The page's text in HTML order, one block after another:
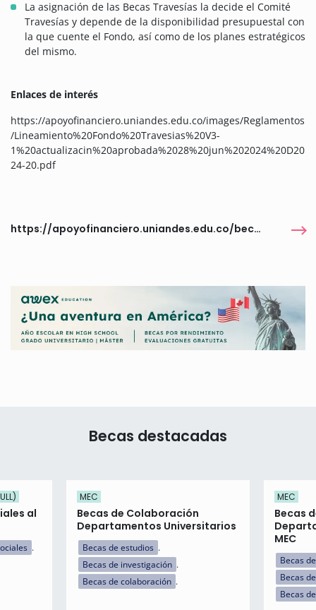
La asignación de las Becas Travesías la decide el Comité
Travesías y depende de la disponibilidad presupuestal con
la que cuente el Fondo, así como de los planes estratégicos
del mismo.
Enlaces de interés
https://apoyofinanciero.uniandes.edu.co/images/Reglamentos
/Lineamiento%20Fondo%20Travesias%20V3-
1%20actualizacin%20aprobada%2028%20jun%202024%20D20
24-20.pdf
https://apoyofinanciero.uniandes.edu.co/beca-travesias-regionales
Becas destacadas
al
MEC
Becas de Colaboración
Departamentos Universitarios
Becas de estudios
Becas de investigación
Becas de colaboración
MEC
Becas
MEC
Becas
Becas
Becas